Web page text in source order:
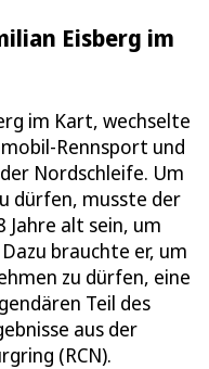
Eisberg im
im Kart, wechselte
Rennsport und
Nordschleife. Um
dürfen, musste der
Jahre alt sein, um
brauchte er, um
zu dürfen, eine
Teil des
aus der
(RCN).